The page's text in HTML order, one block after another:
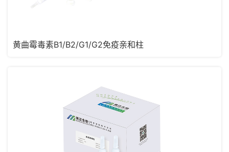
黄曲霉毒素B1/B2/G1/G2免疫亲和柱